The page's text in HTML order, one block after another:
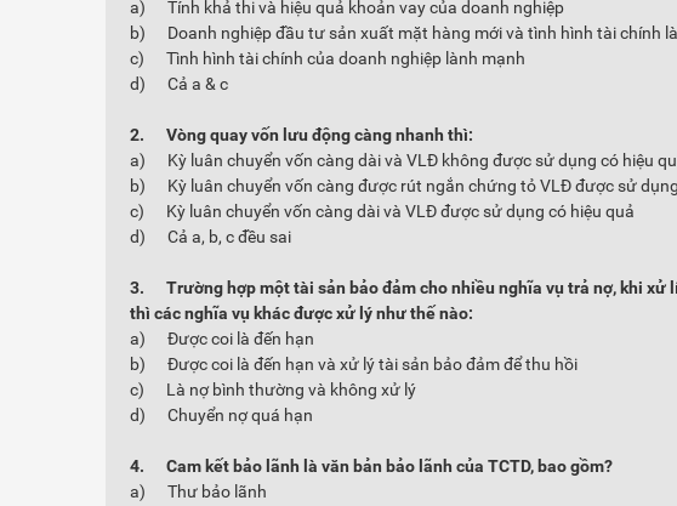
a) Tính khả thi và hiệu quả khoản vay của doanh nghiệp
b) Doanh nghiệp đầu tư sản xuất mặt hàng mới và tình hình tài chính
c) Tình hình tài chính của doanh nghiệp lành mạnh
d) Cả a & c
2. Vòng quay vốn lưu động càng nhanh thì:
a) Kỳ luân chuyển vốn càng dài và VLĐ không được sử dụng có hiệu
b) Kỳ luân chuyển vốn càng được rút ngắn chứng tỏ VLĐ được sử
c) Kỳ luân chuyển vốn càng dài và VLĐ được sử dụng có hiệu quả
d) Cả a, b, c đều sai
3. Trường hợp một tài sản bảo đảm cho nhiều nghĩa vụ trả nợ, khi
thì các nghĩa vụ khác được xử lý như thế nào:
a) Được coi là đến hạn
b) Được coi là đến hạn và xử lý tài sản bảo đảm để thu hồi
c) Là nợ bình thường và không xử lý
d) Chuyển nợ quá hạn
4. Cam kết bảo lãnh là văn bản bảo lãnh của TCTD, bao gồm?
a) Thư bảo lãnh